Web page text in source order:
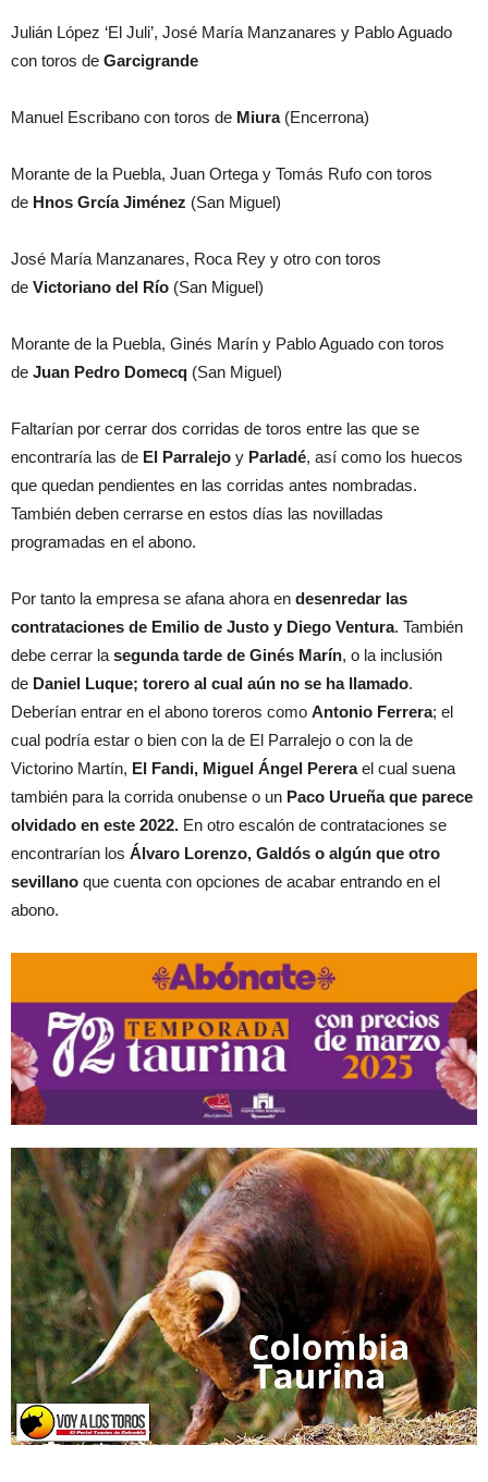
Julián López ‘El Juli’, José María Manzanares y Pablo Aguado
con toros de Garcigrande
Manuel Escribano con toros de Miura(Encerrona)
Morante de la Puebla, Juan Ortega y Tomás Rufo con toros
de Hnos Grcía Jiménez (San Miguel)
José María Manzanares, Roca Rey y otro con toros
de Victoriano del Río (San Miguel)
Morante de la Puebla, Ginés Marín y Pablo Aguado con toros
de Juan Pedro Domecq (San Miguel)
Faltarían por cerrar dos corridas de toros entre las que se
encontraría las de El Parralejo y Parladé, así como los huecos
que quedan pendientes en las corridas antes nombradas.
También deben cerrarse en estos días las novilladas
programadas en el abono.
Por tanto la empresa se afana ahora en desenredar las
contrataciones de Emilio de Justo y Diego Ventura. También
debe cerrar la segunda tarde de Ginés Marín, o la inclusión
de Daniel Luque; torero al cual aún no se ha llamado.
Deberían entrar en el abono toreros como Antonio Ferrera; el
cual podría estar o bien con la de El Parralejo o con la de
Victorino Martín, El Fandi, Miguel Ángel Pererael cual suena
también para la corrida onubense o un Paco Urueña que parece
olvidado en este 2022. En otro escalón de contrataciones se
encontrarían los Álvaro Lorenzo, Galdós o algún que otro
sevillano que cuenta con opciones de acabar entrando en el
abono.